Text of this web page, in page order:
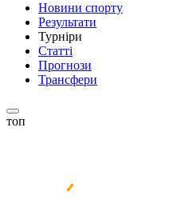
Новини спорту
Результати
Турніри
Статті
Прогнози
Трансфери
топ